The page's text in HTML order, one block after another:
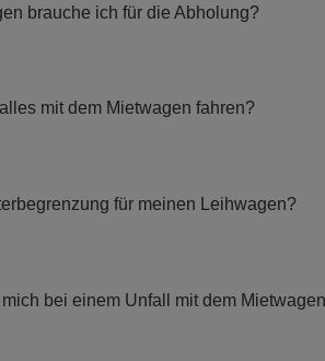
brauche ich für die Abholung?
mit dem Mietwagen fahren?
für meinen Leihwagen?
bei einem Unfall mit dem